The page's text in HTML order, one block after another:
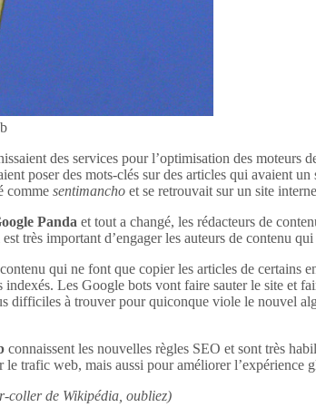
des services pour l’optimisation des moteurs
poser des mots-clés sur des articles qui avaient
comme sentimancho et se retrouvait sur un site
Panda et tout a changé, les rédacteurs de
très important d’engager les auteurs de contenu
qui ne font que copier les articles de
Les Google bots vont faire sauter le site et
difficiles à trouver pour quiconque viole le nouvel
connaissent les nouvelles règles SEO et sont très
trafic web, mais aussi pour améliorer l’expérience
coller de Wikipédia, oubliez)